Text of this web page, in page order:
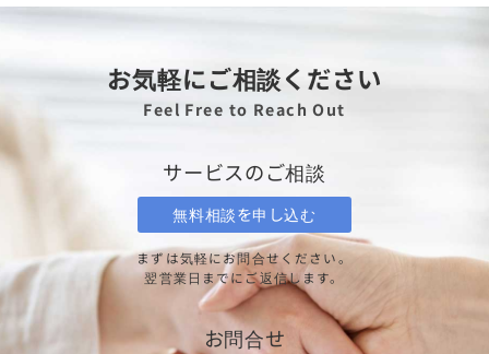
お気軽にご相談ください
Feel Free to Reach Out
サービスのご相談
無料相談を申し込む
まずは気軽にお問合せください。
翌営業日までにご返信します。
お問合せ